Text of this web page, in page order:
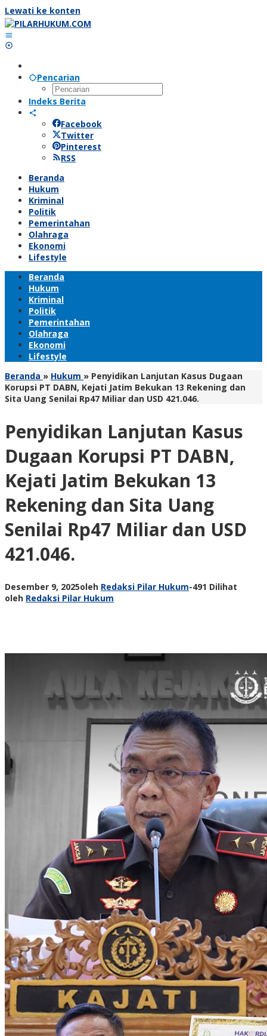
Lewati ke konten
Pencarian
Indeks Berita
Facebook
Twitter
Pinterest
RSS
Beranda
Hukum
Kriminal
Politik
Pemerintahan
Olahraga
Ekonomi
Lifestyle
Beranda
Hukum
Kriminal
Politik
Pemerintahan
Olahraga
Ekonomi
Lifestyle
Beranda » Hukum » Penyidikan Lanjutan Kasus Dugaan
Korupsi PT DABN, Kejati Jatim Bekukan 13 Rekening dan
Sita Uang Senilai Rp47 Miliar dan USD 421.046.
Penyidikan Lanjutan Kasus
Dugaan Korupsi PT DABN,
Kejati Jatim Bekukan 13
Rekening dan Sita Uang
Senilai Rp47 Miliar dan USD
421.046.
Desember 9, 2025oleh Redaksi Pilar Hukum-491 Dilihat
oleh Redaksi Pilar Hukum